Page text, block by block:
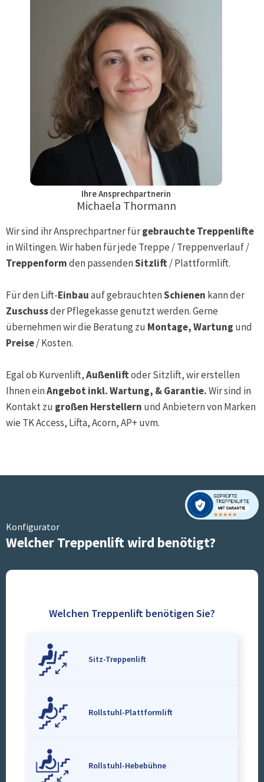
Ihre Ansprechpartnerin
Michaela Thormann
Wir sind ihr Ansprechpartner fürgebrauchte Treppenlifte
inWiltingen. Wir haben für jede Treppe / Treppenverlauf /
Treppenformden passendenSitzlift/ Plattformlift.
Für den Lift-Einbauauf gebrauchtenSchienen kann der
Zuschussder Pflegekasse genutzt werden. Gerne
übernehmen wir die Beratung zu Montage, Wartung und
Preise/ Kosten.
Egal ob Kurvenlift,Außenliftoder Sitzlift, wir erstellen
Ihnen einAngebot inkl. Wartung, & Garantie.Wir sind in
Kontakt zu großen Herstellern und Anbietern von Marken
wie TK Access, Lifta, Acorn, AP+ uvm.
Konfigurator
Welcher Treppenlift wird benötigt?
Welchen Treppenlift benötigen Sie?
Sitz-Treppenlift
Rollstuhl-Plattformlift
Rollstuhl-Hebebühne